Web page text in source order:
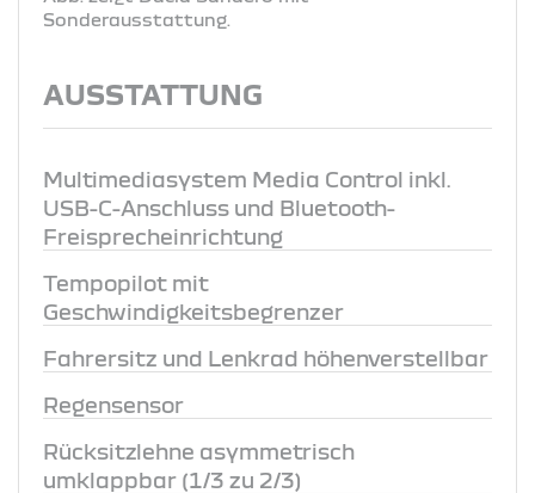
Sonderausstattung.
AUSSTATTUNG
Multimediasystem Media Control inkl.
USB-C-Anschluss und Bluetooth-
Freisprecheinrichtung
Tempopilot mit
Geschwindigkeitsbegrenzer
Fahrersitz und Lenkrad höhenverstellbar
Regensensor
Rücksitzlehne asymmetrisch
umklappbar (1/3 zu 2/3)